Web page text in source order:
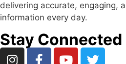
delivering accurate, engaging,
information every day.
Stay Connected